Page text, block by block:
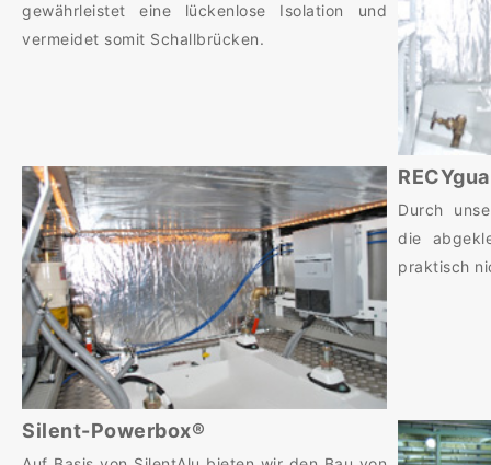
gewährleistet eine lückenlose Isolation und
vermeidet somit Schallbrücken.
Durch
die
praktisch
Silent-Powerbox®